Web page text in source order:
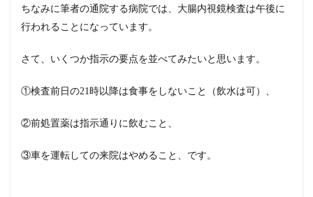
ちなみに筆者の通院する病院では、大腸内視鏡検査は午後に
行われることになっています。
さて、いくつか指示の要点を並べてみたいと思います。
①検査前日の21時以降は食事をしないこと（飲水は可）、
②前処置薬は指示通りに飲むこと、
③車を運転しての来院はやめること、です。